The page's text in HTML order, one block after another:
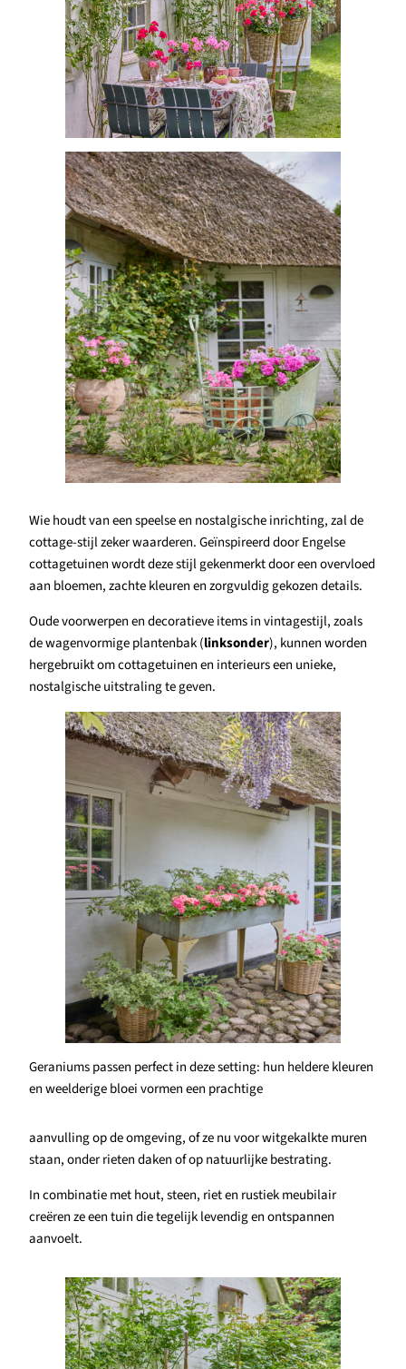
Wie houdt van een speelse en nostalgische inrichting, zal de
cottage-stijl zeker waarderen. Geïnspireerd door Engelse
cottagetuinen wordt deze stijl gekenmerkt door een overvloed
aan bloemen, zachte kleuren en zorgvuldig gekozen details.
Oude voorwerpen en decoratieve items in vintagestijl, zoals
de wagenvormige plantenbak (linksonder), kunnen worden
hergebruikt om cottagetuinen en interieurs een unieke,
nostalgische uitstraling te geven.
Geraniums passen perfect in deze setting: hun heldere kleuren
en weelderige bloei vormen een prachtige
aanvulling op de omgeving, of ze nu voor witgekalkte muren
staan, onder rieten daken of op natuurlijke bestrating.
In combinatie met hout, steen, riet en rustiek meubilair
creëren ze een tuin die tegelijk levendig en ontspannen
aanvoelt.